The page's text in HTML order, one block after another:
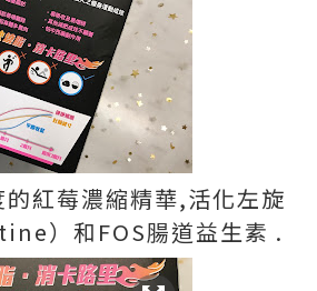
紅莓濃縮精華,活化左旋
）和FOS腸道益生素 .